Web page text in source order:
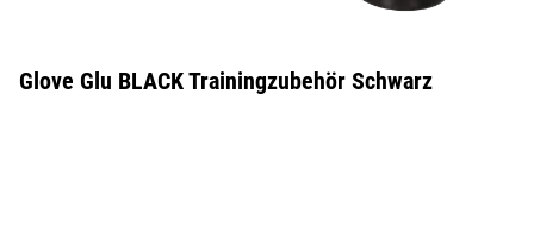
Glove Glu BLACK Trainingzubehör Schwarz